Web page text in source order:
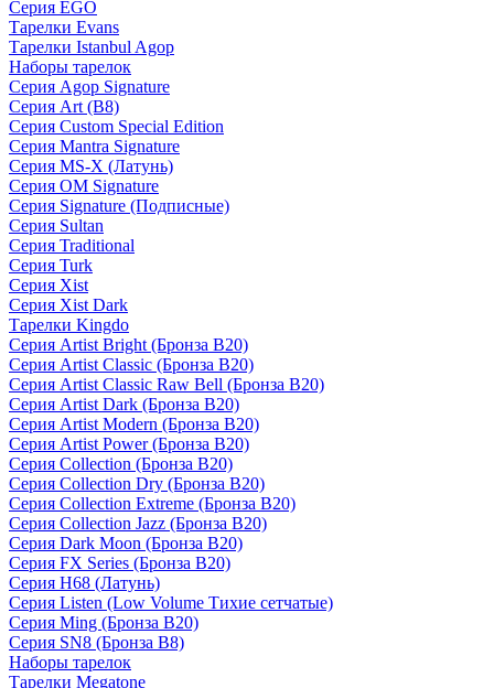
Серия EGO
Тарелки Evans
Тарелки Istanbul Agop
Наборы тарелок
Серия Agop Signature
Серия Art (B8)
Серия Custom Special Edition
Серия Mantra Signature
Серия MS-X (Латунь)
Серия OM Signature
Серия Signature (Подписные)
Серия Sultan
Серия Traditional
Серия Turk
Серия Xist
Серия Xist Dark
Тарелки Kingdo
Серия Artist Bright (Бронза B20)
Серия Artist Classic (Бронза B20)
Серия Artist Classic Raw Bell (Бронза B20)
Серия Artist Dark (Бронза B20)
Серия Artist Modern (Бронза B20)
Серия Artist Power (Бронза B20)
Серия Collection (Бронза B20)
Серия Collection Dry (Бронза B20)
Серия Collection Extreme (Бронза B20)
Серия Collection Jazz (Бронза B20)
Серия Dark Moon (Бронза B20)
Серия FX Series (Бронза B20)
Серия H68 (Латунь)
Серия Listen (Low Volume Тихие сетчатые)
Серия Ming (Бронза B20)
Серия SN8 (Бронза B8)
Наборы тарелок
Тарелки Megatone